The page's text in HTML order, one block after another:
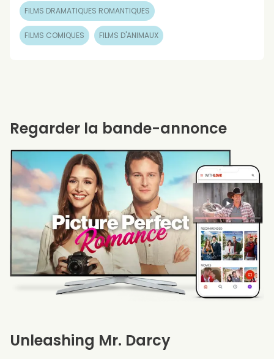
FILMS DRAMATIQUES ROMANTIQUES
FILMS COMIQUES FILMS D'ANIMAUX
Unleashing Mr. Darcy
Regarder la bande-annonce